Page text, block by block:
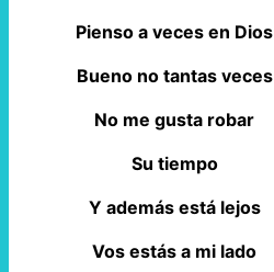
Pienso a veces en Dios
Bueno no tantas veces
No me gusta robar
Su tiempo
Y además está lejos
Vos estás a mi lado